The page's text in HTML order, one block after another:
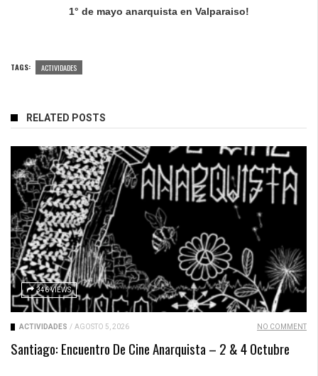
1° de mayo anarquista en Valparaiso!
TAGS: ACTIVIDADES
RELATED POSTS
346 VIEWS
ACTIVIDADES / AGOSTO 5, 2026 NO COMMENT
Santiago: Encuentro De Cine Anarquista – 2 & 4 Octubre